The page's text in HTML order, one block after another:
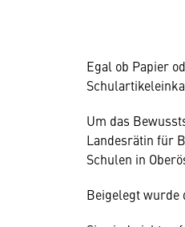
Egal ob Papier
Um das
Landesrätin für
Schulen in
Beigelegt wurde